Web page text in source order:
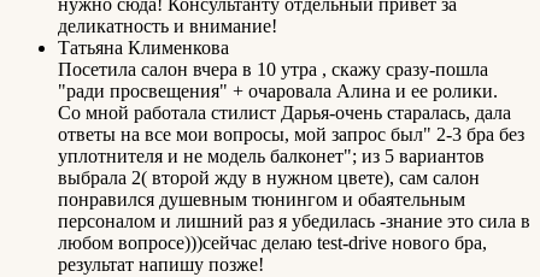
нужно сюда! Консультанту отдельный привет за
деликатность и внимание!
Татьяна Клименкова
Посетила салон вчера в 10 утра , скажу сразу-пошла
"ради просвещения" + очаровала Алина и ее ролики.
Со мной работала стилист Дарья-очень старалась, дала
ответы на все мои вопросы, мой запрос был" 2-3 бра без
уплотнителя и не модель балконет"; из 5 вариантов
выбрала 2( второй жду в нужном цвете), сам салон
понравился душевным тюнингом и обаятельным
персоналом и лишний раз я убедилась -знание это сила в
любом вопросе)))сейчас делаю test-drive нового бра,
результат напишу позже!